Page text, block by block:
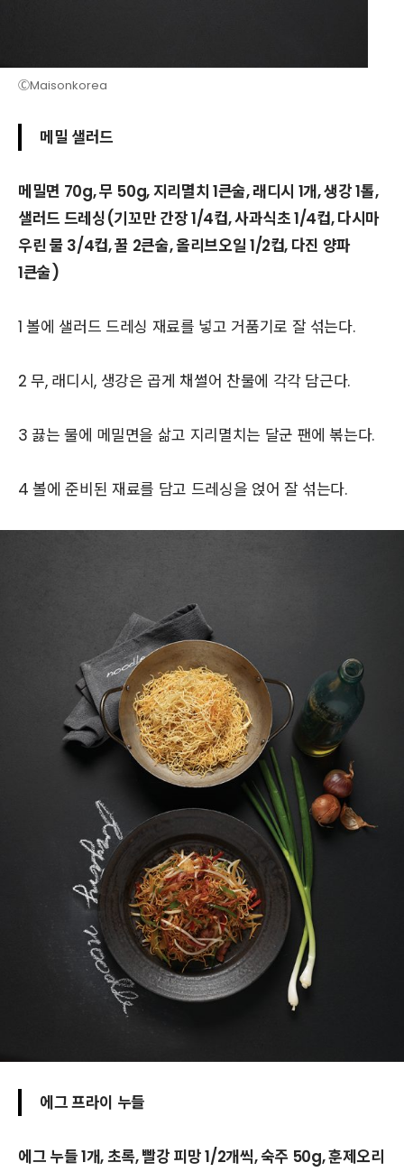
ⒸMaisonkorea
메밀 샐러드
메밀면 70g, 무 50g, 지리멸치 1큰술, 래디시 1개, 생강 1톨,
샐러드 드레싱(기꼬만 간장 1/4컵, 사과식초 1/4컵, 다시마
우린 물 3/4컵, 꿀 2큰술, 올리브오일 1/2컵, 다진 양파
1큰술)
1 볼에 샐러드 드레싱 재료를 넣고 거품기로 잘 섞는다.
2 무, 래디시, 생강은 곱게 채썰어 찬물에 각각 담근다.
3 끓는 물에 메밀면을 삶고 지리멸치는 달군 팬에 볶는다.
4 볼에 준비된 재료를 담고 드레싱을 얹어 잘 섞는다.
에그 프라이 누들
에그 누들 1개, 초록, 빨강 피망 1/2개씩, 숙주 50g, 훈제오리